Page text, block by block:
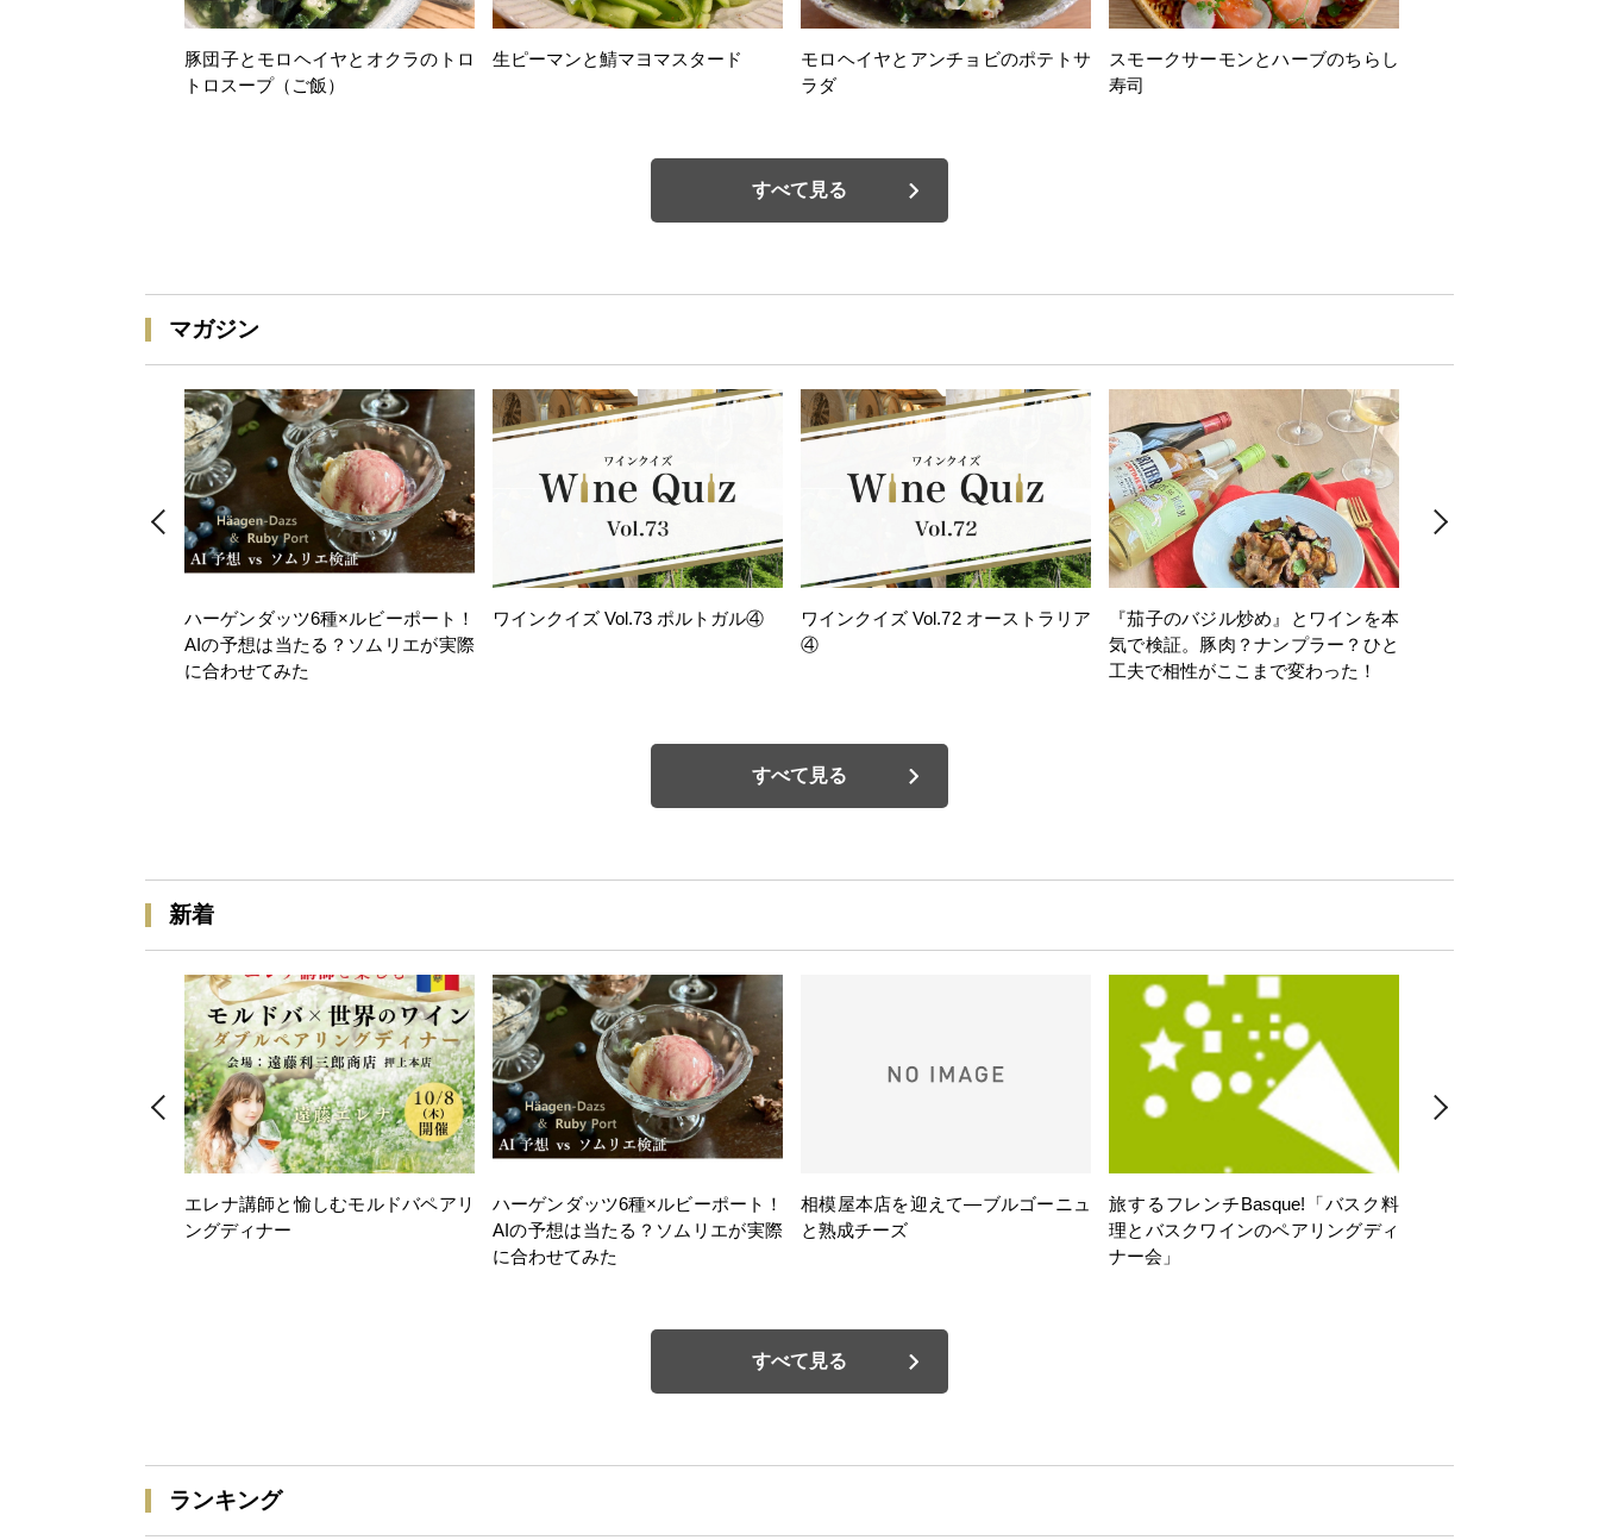
豚団子とモロヘイヤとオクラのトロ
トロスープ（ご飯）
生ピーマンと鯖マヨマスタード
モロヘイヤとアンチョビのポテトサ
ラダ
スモークサーモンとハーブのちらし
寿司
すべて見る
マガジン
ハーゲンダッツ6種×ルビーポート！
AIの予想は当たる？ソムリエが実際
に合わせてみた
ワインクイズ Vol.73 ポルトガル④
ワインクイズ Vol.72 オーストラリア
④
『茄子のバジル炒め』とワインを本
気で検証。豚肉？ナンプラー？ひと
工夫で相性がここまで変わった！
すべて見る
新着
エレナ講師と愉しむモルドバペアリ
ングディナー
ハーゲンダッツ6種×ルビーポート！
AIの予想は当たる？ソムリエが実際
に合わせてみた
相模屋本店を迎えて―ブルゴーニュ
と熟成チーズ
旅するフレンチBasque!「バスク料
理とバスクワインのペアリングディ
ナー会」
すべて見る
ランキング